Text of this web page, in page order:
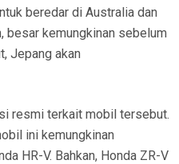
beredar di Australia dan
besar kemungkinan sebelum
Jepang akan
resmi terkait mobil tersebut.
ini kemungkinan
HR-V. Bahkan, Honda ZR-V